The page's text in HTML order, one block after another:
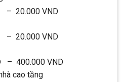
20.000 VND
tại nhà
20.000 VND
ghế sofa
400.000 VND
nhà cao tầng